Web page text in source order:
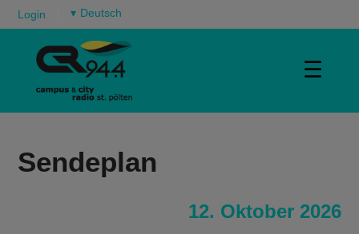
Login ▾
☰
Sendeplan
12. Oktober 2026